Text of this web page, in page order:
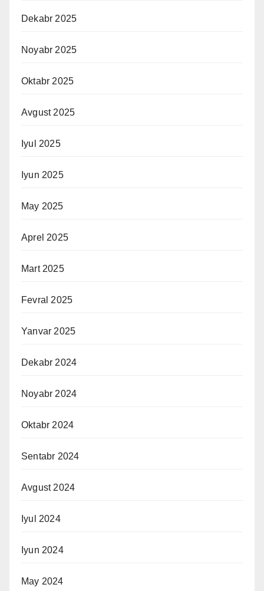
Dekabr 2025
Noyabr 2025
Oktabr 2025
Avgust 2025
Iyul 2025
Iyun 2025
May 2025
Aprel 2025
Mart 2025
Fevral 2025
Yanvar 2025
Dekabr 2024
Noyabr 2024
Oktabr 2024
Sentabr 2024
Avgust 2024
Iyul 2024
Iyun 2024
May 2024